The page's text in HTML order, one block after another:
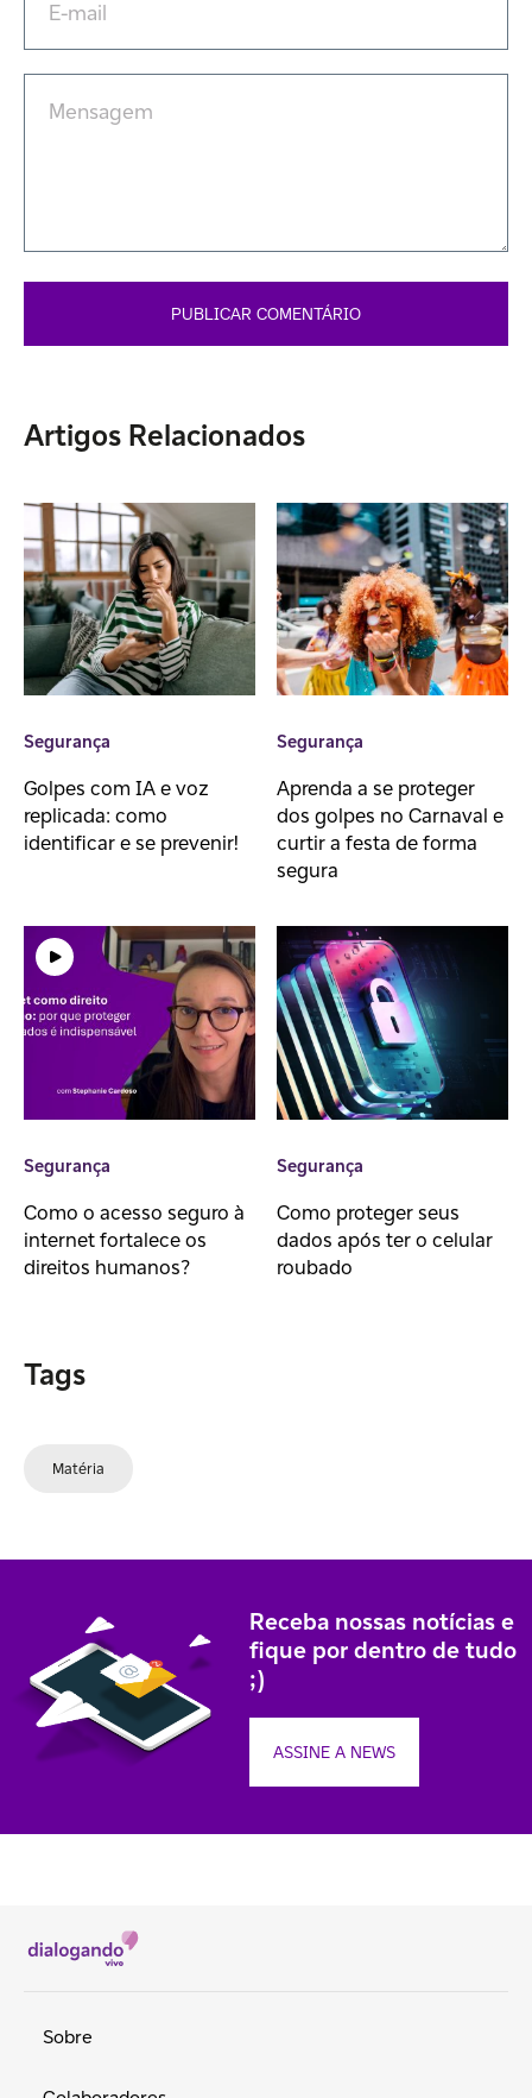
Artigos Relacionados
Segurança
Golpes com IA e voz
replicada: como
identificar e se prevenir!
Segurança
Aprenda a se proteger
dos golpes no Carnaval e
curtir a festa de forma
segura
Segurança
Como o acesso seguro à
internet fortalece os
direitos humanos?
Segurança
Como proteger seus
dados após ter o celular
roubado
Tags
Matéria
Receba nossas notícias e
fique por dentro de tudo
;)
ASSINE A NEWS
Sobre